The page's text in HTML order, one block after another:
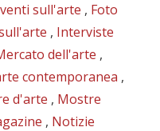
sull'arte , Foto
, Interviste
dell'arte ,
contemporanea ,
d'arte , Mostre
, Notizie